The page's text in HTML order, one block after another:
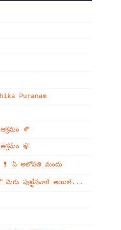
Puranam
🍂
🍃
💊 ఏ అలోపతి మందు
మీరు పుట్టినవారే అయితే...